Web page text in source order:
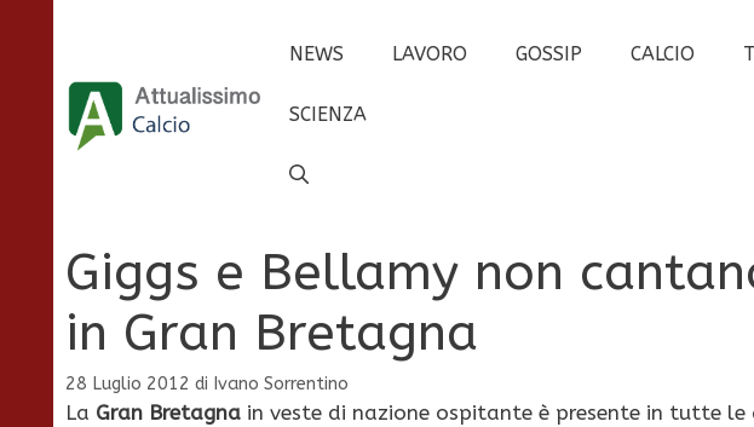
contenuto
NEWS LAVORO GOSSIP CALCIO
SCIENZA
Giggs e Bellamy non
in Gran Bretagna
28 Luglio 2012 di Ivano Sorrentino
La Gran Bretagna in veste di nazione ospitante è presente in tutte le